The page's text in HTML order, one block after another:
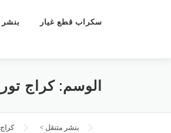
بنشر سكراب قطع غيار
الوسم:كراج
بنشر متنقل >